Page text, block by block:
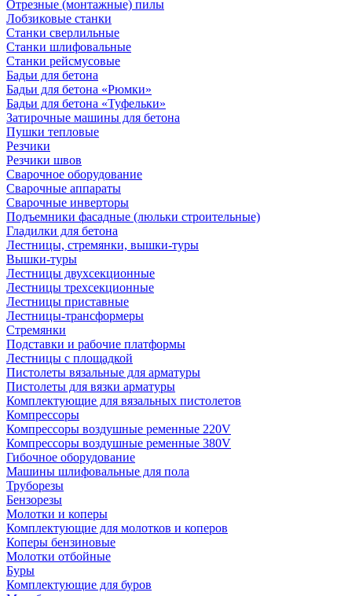
Отрезные (монтажные) пилы
Лобзиковые станки
Станки сверлильные
Станки шлифовальные
Станки рейсмусовые
Бадьи для бетона
Бадьи для бетона «Рюмки»
Бадьи для бетона «Туфельки»
Затирочные машины для бетона
Пушки тепловые
Резчики
Резчики швов
Сварочное оборудование
Сварочные аппараты
Сварочные инверторы
Подъемники фасадные (люльки строительные)
Гладилки для бетона
Лестницы, стремянки, вышки-туры
Вышки-туры
Лестницы двухсекционные
Лестницы трехсекционные
Лестницы приставные
Лестницы-трансформеры
Стремянки
Подставки и рабочие платформы
Лестницы с площадкой
Пистолеты вязальные для арматуры
Пистолеты для вязки арматуры
Комплектующие для вязальных пистолетов
Компрессоры
Компрессоры воздушные ременные 220V
Компрессоры воздушные ременные 380V
Гибочное оборудование
Машины шлифовальные для пола
Труборезы
Бензорезы
Молотки и коперы
Комплектующие для молотков и коперов
Коперы бензиновые
Молотки отбойные
Буры
Комплектующие для буров